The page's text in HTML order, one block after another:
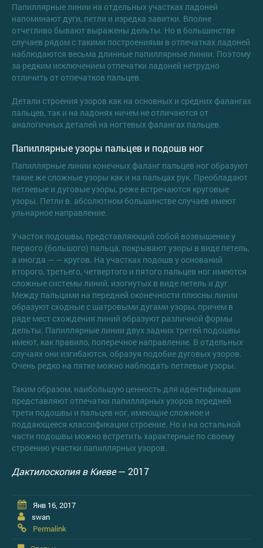
Папиллярные линии на отдельных участках ладоней
напоминают дуги, петли и изредка завитки. Вполне
отчетливо бывают выражены дельты. Но в большинстве
случаев рядом с такими построениями в отпечатках ладоней
наблюдаются весьма длинные папиллярные линии. Поэтому
за редким исключением отпечатки ладоней нетрудно
отличить от отпечатков пальцев.
Детали строения узоров как на основных и средних фалангах
пальцев, так и на ладонях ничем не отличаются от
аналогичных деталей на ногтевых фалангах пальцев.
Папиллярные узоры пальцев и подошв ног
Папиллярные линии конечных фаланг пальцев ног образуют
такие же сложные узоры как и на пальцах рук. Преобладают
петлевые и дуговые узоры, реже встречаются круговые
узоры. Петли в. абсолютном большинстве случаев имеют
ульнарное направление.
Участок подошвы, представляющий собой возвышение у
первого (большого) пальца, покрывают узоры в виде петель,
а иногда — — кругов. На участках подошв у оснований
второго, третьего, четвертого и пятого пальцев ног имеются
сложные системы линий, изогнутых в виде петель и дуг.
Между пальцами на передней оконечности плюсны линии
образуют сходные с шатровыми дугами узоры, причем в
ряде мест схождения линий образуют различной формы
дельты. Папиллярные линии двух задних третей подошвы
имеют, как правило, поперечное направление. В отдельных
случаях они изги­баются, образуя подобие дуговых узоров.
Очень редко на пятке можно наблюдать петлевые узоры.
Таким образом, наибольшую ценность для идентификации
представляют отпечатки папиллярных узоров передней
трети подошвы и пальцев ног, имеющие сложное и
поддающееся классификации строение. Но и на остальной
части подошвы можно встретить характерные по своему
строению участки папиллярных узоров.
Дактилоскопия в Киеве— 2017
Янв 16, 2017
swan
Permalink